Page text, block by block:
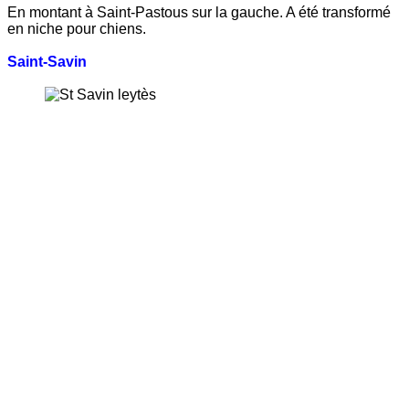
En montant à Saint-Pastous sur la gauche. A été transformé
en niche pour chiens.
Saint-Savin